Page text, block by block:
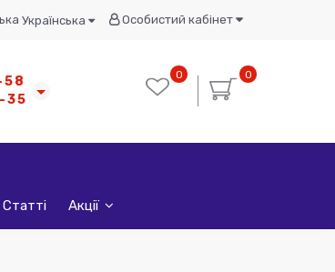
Особистий кабінет
Українська
35
0
0
Статті Акції